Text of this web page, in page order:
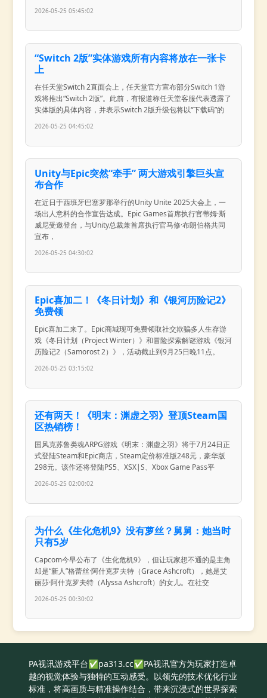
2026-05-25 05:45:02
“Switch 2版”实体游戏所有内容将放在一张卡
上
在任天堂Switch 2直面会上，任天堂官方宣布部分Switch 1游
戏将推出“Switch 2版”。此前，有报道称任天堂客服代表透露了
实体版的具体内容，并表示Switch 2版升级包将以“下载码”的
2026-05-25 04:45:02
Unity与Epic突然“牵手” 两大游戏引擎巨头宣
布合作
在近日于西班牙巴塞罗那举行的Unity Unite 2025大会上，一
场出人意料的合作宣告达成。Epic Games首席执行官蒂姆·斯
威尼受邀登台，与Unity总裁兼首席执行官马修·布朗伯格共同
宣布，
2026-05-25 04:30:02
Epic喜加二！《冬日计划》和《银河历险记2》
免费领
Epic喜加二来了。Epic商城现可免费领取社交欺骗多人生存游
戏《冬日计划（Project Winter）》和冒险探索解谜游戏《银河
历险记2（Samorost 2）》，活动截止到9月25日晚11点。
2026-05-25 03:15:02
还有两天！《明末：渊虚之羽》登顶Steam国
区热销榜！
国风克苏鲁类魂ARPG游戏《明末：渊虚之羽》将于7月24日正
式登陆Steam和Epic商店，Steam定价标准版248元，豪华版
298元。该作还将登陆PS5、XSX|S、Xbox Game Pass平
2026-05-25 02:00:02
为什么《生化危机9》没有萝丝？舅舅：她当时
只有5岁
Capcom今早公布了《生化危机9》，但让玩家想不通的是主角
却是“新人”格蕾丝·阿什克罗夫特（Grace Ashcroft），她是艾
丽莎·阿什克罗夫特（Alyssa Ashcroft）的女儿。在社交
2026-05-25 00:30:02
PA视讯游戏平台✅pa313.cc✅PA视讯官方为玩家打造卓
越的视觉体验与独特的互动感受。以领先的技术优化行业
标准，将高画质与精准操作结合，带来沉浸式的世界探索